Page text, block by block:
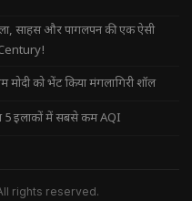
साहस और पागलपन की एक ऐसी
मोदी को भेंट किया मंगलागिरी शॉल
5 इलाकों में सबसे कम AQI
rights reserved.